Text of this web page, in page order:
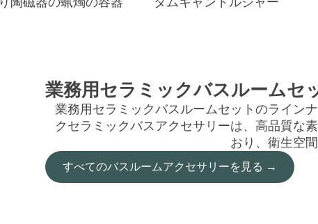
業務用セラミックバスルームセ
業務用セラミックバスルームセットのライン
クセラミックバスアクセサリーは、高品質な
おり、衛生空
すべてのバスルームアクセサリーを見る →